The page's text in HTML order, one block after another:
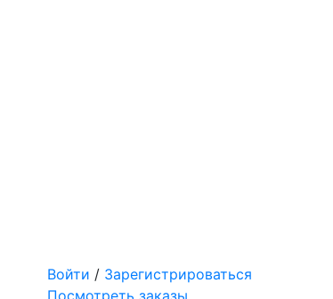
Войти / Зарегистрироваться
Посмотреть заказы